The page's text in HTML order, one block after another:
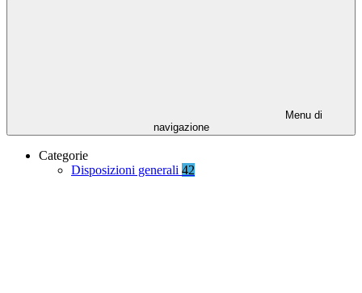
Menu di
navigazione
Categorie
Disposizioni generali 42